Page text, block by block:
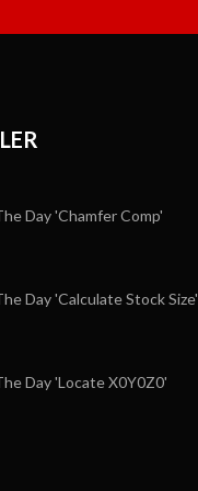
Day 'Chamfer Comp'
Day 'Calculate Stock Size'
Day 'Locate X0Y0Z0'